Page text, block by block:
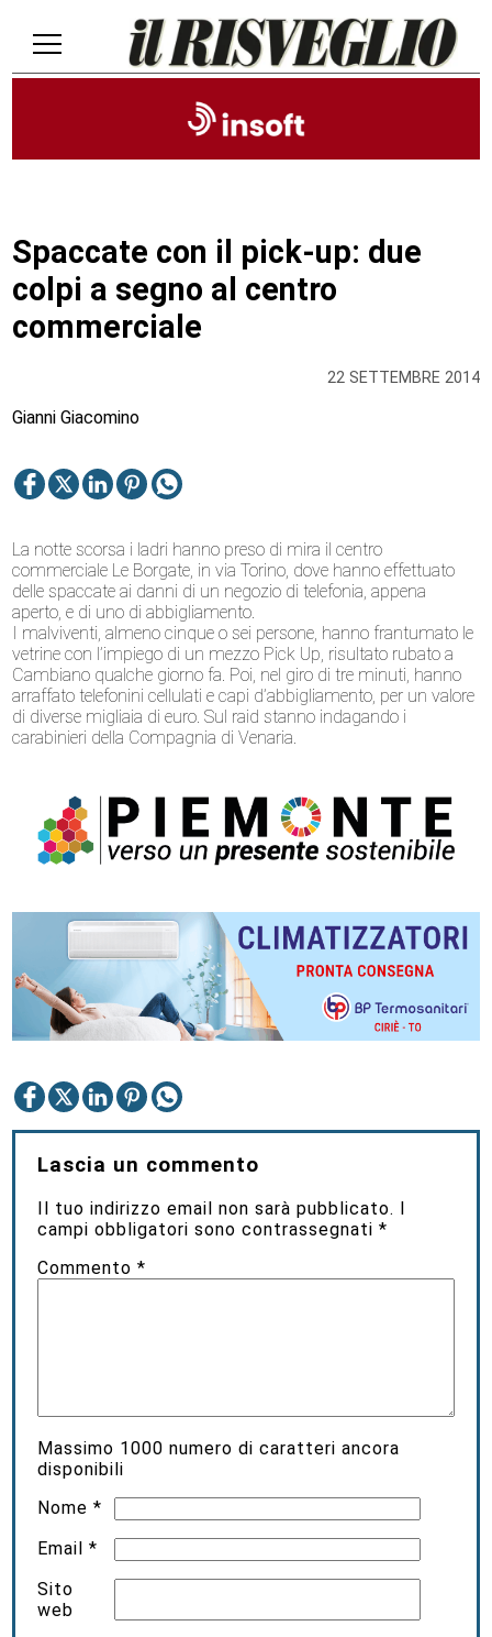
22 SETTEMBRE 2014
Spaccate con il pick-up: due
colpi a segno al centro
commerciale
Gianni Giacomino
La notte scorsa i ladri hanno preso di mira il centro
commerciale Le Borgate, in via Torino, dove hanno effettuato
delle spaccate ai danni di un negozio di telefonia, appena
aperto, e di uno di abbigliamento.
I malviventi, almeno cinque o sei persone, hanno frantumato le
vetrine con l’impiego di un mezzo Pick Up, risultato rubato a
Cambiano qualche giorno fa. Poi, nel giro di tre minuti, hanno
arraffato telefonini cellulati e capi d’abbigliamento, per un valore
di diverse migliaia di euro. Sul raid stanno indagando i
carabinieri della Compagnia di Venaria.
Lascia un commento
Il tuo indirizzo email non sarà pubblicato. I
campi obbligatori sono contrassegnati*
Commento*
Massimo 1000 numero di caratteri ancora
disponibili
Nome*
Email*
Sito
web